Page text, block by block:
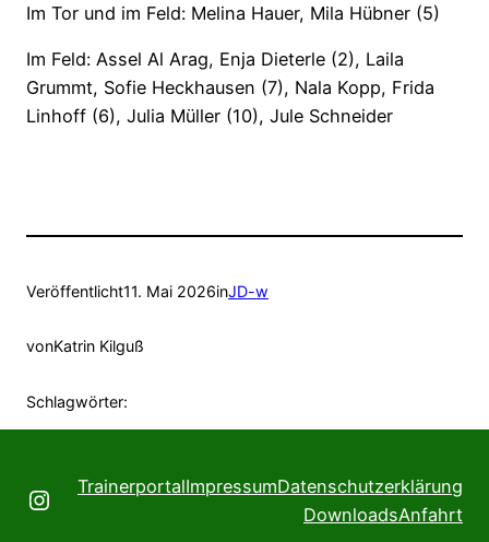
Im Tor und im Feld: Melina Hauer, Mila Hübner (5)
Im Feld: Assel Al Arag, Enja Dieterle (2), Laila
Grummt, Sofie Heckhausen (7), Nala Kopp, Frida
Linhoff (6), Julia Müller (10), Jule Schneider
Veröffentlicht11. Mai 2026inJD-w
vonKatrin Kilguß
Schlagwörter:
Instagram
TrainerportalImpressumDatenschutzerklärung
DownloadsAnfahrt